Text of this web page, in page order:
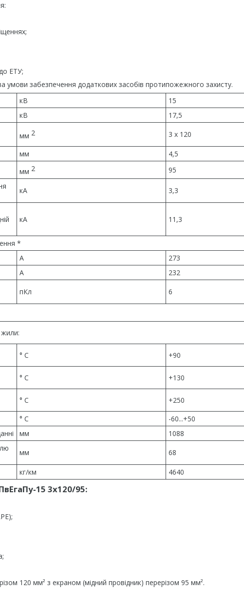
ЕТУ;
умови забезпечення додаткових засобів протипожежного захисту.
кВ
15
кВ
17,5
мм 2 3 x 120
мм
4,5
мм 2
95
кА 3,3
кА 11,3
*
А
273
А
232
пКл 6
° С +90
° С +130
° С
+250
° С
-60...+50
мм
1088
мм 68
кг/км 4640
3х120/95:
120 мм² з екраном (мідний провідник) перерізом 95 мм².